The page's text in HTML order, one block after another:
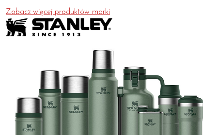
Zobacz więcej produktów marki